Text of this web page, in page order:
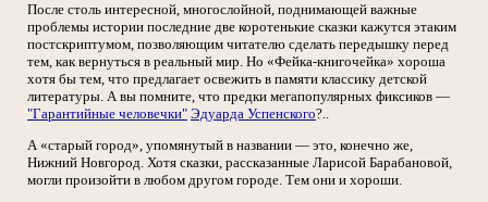
После столь интересной, многослойной, поднимающей важные
проблемы истории последние две коротенькие сказки кажутся этаким
постскриптумом, позволяющим читателю сделать передышку перед
тем, как вернуться в реальный мир. Но «Фейка-книгочейка» хороша
хотя бы тем, что предлагает освежить в памяти классику детской
литературы. А вы помните, что предки мегапопулярных фиксиков —
"Гарантийные человечки" Эдуарда Успенского?..
А «старый город», упомянутый в названии — это, конечно же,
Нижний Новгород. Хотя сказки, рассказанные Ларисой Барабановой,
могли произойти в любом другом городе. Тем они и хороши.